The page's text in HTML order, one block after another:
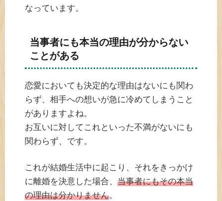
なっています。
当事者にも本当の理由が分からない
ことがある
恋愛においても決定的な理由はないにも関わ
らず、相手への想いが急に冷めてしまうこと
がありますよね。
お互いに対してこれといった不満がないにも
関わらず、です。
これが結婚生活中に起こり、それをきっかけ
に離婚を決意した場合、 当事者にもその本当
の理由は分かりません。